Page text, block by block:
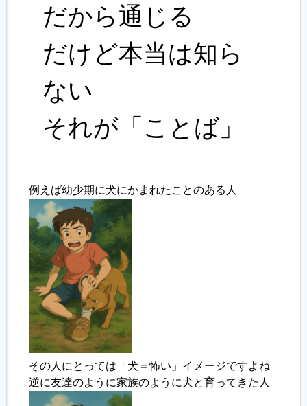
だから通じる
だけど本当は知ら
ない
それが「ことば」
例えば幼少期に犬にかまれたことのある人
その人にとっては「犬＝怖い」イメージですよね
逆に友達のように家族のように犬と育ってきた人